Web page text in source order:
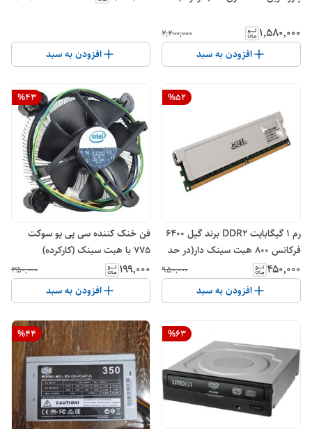
۱٬۵۸۰٬۰۰۰ ۲٬۲۰۰٬۰۰۰
افزودن به سبد افزودن به سبد
%52
رم ۱ گیگابایت DDR2 برند گیل ۶۴۰۰
فرکانس ۸۰۰ هیت سینک دار(در حد
نو)
۴۵۰٬۰۰۰ ۹۵۰٬۰۰۰
افزودن به سبد
%43
فن خنک کننده سی پی یو سوکت
775 با هیت سینک (کارکرده)
۱۹۹٬۰۰۰ ۳۵۰٬۰۰۰
افزودن به سبد
%63
%44